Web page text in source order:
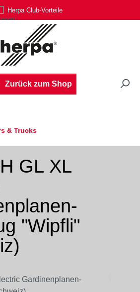
Herpa Club-Vorteile
Zurück zum Shop
& Trucks
GL XL
"Wipfli"